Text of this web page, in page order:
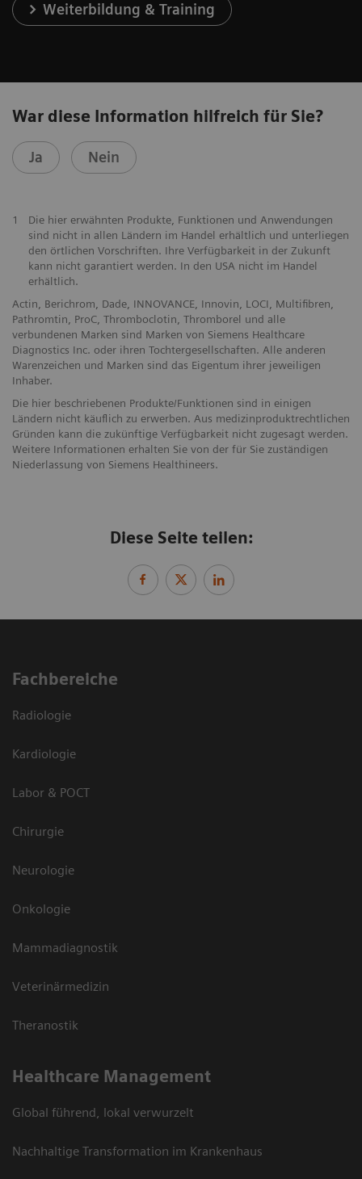
Weiterbildung & Training
War diese Information hilfreich für Sie?
Ja Nein
1
Die hier erwähnten Produkte, Funktionen und Anwendungen
sind nicht in allen Ländern im Handel erhältlich und unterliegen
den örtlichen Vorschriften. Ihre Verfügbarkeit in der Zukunft
kann nicht garantiert werden. In den USA nicht im Handel
erhältlich.
Actin, Berichrom, Dade, INNOVANCE, Innovin, LOCI, Multifibren,
Pathromtin, ProC, Thromboclotin, Thromborel und alle
verbundenen Marken sind Marken von Siemens Healthcare
Diagnostics Inc. oder ihren Tochtergesellschaften. Alle anderen
Warenzeichen und Marken sind das Eigentum ihrer jeweiligen
Inhaber.
Die hier beschriebenen Produkte/Funktionen sind in einigen
Ländern nicht käuflich zu erwerben. Aus medizinproduktrechtlichen
Gründen kann die zukünftige Verfügbarkeit nicht zugesagt werden.
Weitere Informationen erhalten Sie von der für Sie zuständigen
Niederlassung von Siemens Healthineers.
Diese Seite teilen:
Fachbereiche
Radiologie
Kardiologie
Labor & POCT
Chirurgie
Neurologie
Onkologie
Mammadiagnostik
Veterinärmedizin
Theranostik
Healthcare Management
Global führend, lokal verwurzelt
Nachhaltige Transformation im Krankenhaus